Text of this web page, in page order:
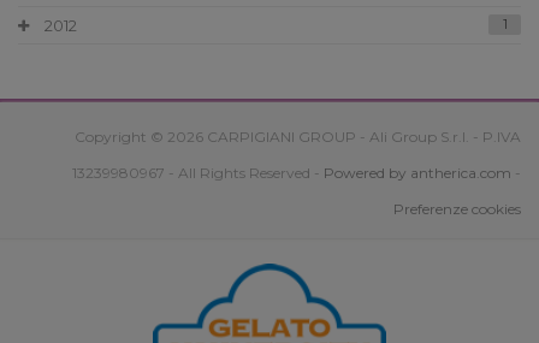
2012 1
Copyright © 2026 CARPIGIANI GROUP - Ali Group S.r.l. - P.IVA
13239980967 - All Rights Reserved - Powered by antherica.com -
Preferenze cookies